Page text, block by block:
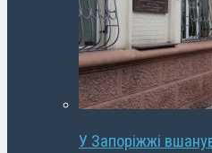
У Запоріжжі